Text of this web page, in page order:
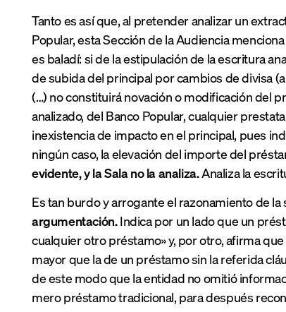
Tanto es así que,al pretender analizar un
Popular, esta Sección de la Audiencia
es baladí: si de la estipulación de la escritura
de subida del principal por cambios de divisa
(…) no constituirá novación o modificación del
analizado, del Banco Popular, cualquier
inexistenciade impacto en el principal, pues
ningún caso, la elevación del importe del
evidente, y la Sala no la analiza.Analiza la
Es tan burdo y arrogante el razonamiento de la
argumentación.Indica por un lado que un
cualquier otro préstamo» y, por otro, afirma que
mayor que la de un préstamo sin la referida
de este modo que la entidad no omitió
mero préstamo tradicional, para después